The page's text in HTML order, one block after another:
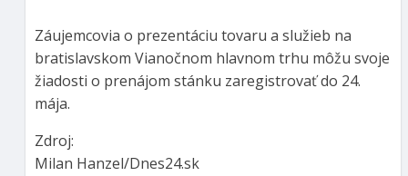
Záujemcovia o prezentáciu tovaru a služieb na
bratislavskom Vianočnom hlavnom trhu môžu svoje
žiadosti o prenájom stánku zaregistrovať do 24.
mája.
Zdroj:
Milan Hanzel/Dnes24.sk